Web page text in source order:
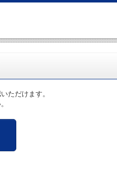
ただけます。